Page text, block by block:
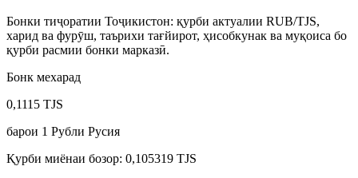
Бонки тиҷоратии Тоҷикистон: қурби актуалии RUB/TJS,
харид ва фурӯш, таърихи тағйирот, ҳисобкунак ва муқоиса бо
қурби расмии бонки марказӣ.
Бонк мехарад
0,1115 TJS
барои 1 Рубли Русия
Қурби миёнаи бозор: 0,105319 TJS